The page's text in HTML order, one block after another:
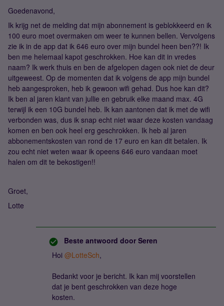
Goedenavond,
Ik krijg net de melding dat mijn abonnement is geblokkeerd en ik
100 euro moet overmaken om weer te kunnen bellen. Vervolgens
zie ik in de app dat ik 646 euro over mijn bundel heen ben??! Ik
ben me helemaal kapot geschrokken. Hoe kan dit in vredes
naam? Ik werk thuis en ben de afgelopen dagen ook niet de deur
uitgeweest. Op de momenten dat ik volgens de app mijn bundel
heb aangesproken, heb ik gewoon wifi gehad. Dus hoe kan dit?
Ik ben al jaren klant van jullie en gebruik elke maand max. 4G
terwijl ik een 10G bundel heb. Ik kan aantonen dat ik met de wifi
verbonden was, dus ik snap echt niet waar deze kosten vandaag
komen en ben ook heel erg geschrokken. Ik heb al jaren
abbonementskosten van rond de 17 euro en kan dit betalen. Ik
zou echt niet weten waar ik opeens 646 euro vandaan moet
halen om dit te bekostigen!!
Groet,
Lotte
Beste antwoord door Seren
Hoi @LotteSch,
Bedankt voor je bericht. Ik kan mij voorstellen
dat je bent geschrokken van deze hoge
kosten.